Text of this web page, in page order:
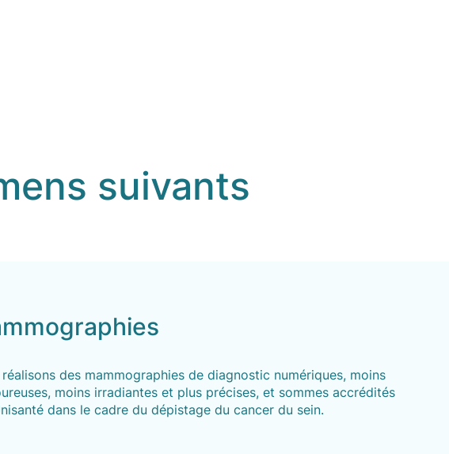
suivants
réalisons des mammographies de diagnostic numériques, moins
moins irradiantes et plus précises, et sommes accrédités
dans le cadre du dépistage du cancer du sein.